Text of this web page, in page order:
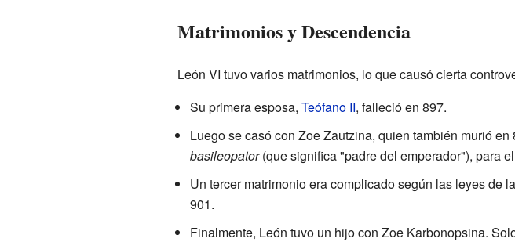
Matrimonios y Descendencia
León VI tuvo varios matrimonios, lo que causó cierta
Su primera esposa, Teófano II, falleció en 897.
Luego se casó con Zoe Zautzina, quien también murió
basileopator(que significa "padre del emperador"), para
Un tercer matrimonio era complicado según las leyes de
901.
Finalmente, León tuvo un hijo con Zoe Karbonopsina.